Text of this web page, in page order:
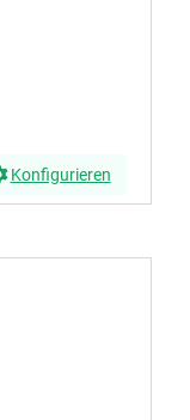
Konfigurieren